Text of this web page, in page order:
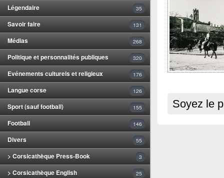
Légendaire 35
Savoir faire 131
Médias 268
Politique et personnalités publiques 320
Evénements culturels et religieux 176
Langue corse 126
Sport (sauf football) 155
Football 146
Divers 55
> Corsicathèque Press-Book 3
> Corsicathèque English 25
Soyez le